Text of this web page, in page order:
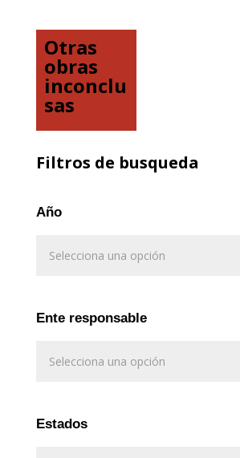
Otras
obras
inconclu
sas
Filtros de busqueda
Año
Ente responsable
Estados